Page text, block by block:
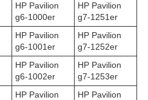
HP Pavilion
g6-1000er
HP Pavilion
g7-1251er
HP Pavilion
g6-1001er
HP Pavilion
g7-1252er
HP Pavilion
g6-1002er
HP Pavilion
g7-1253er
HP Pavilion
HP Pavilion